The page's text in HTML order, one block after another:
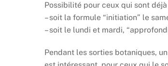
Possibilité pour ceux qui sont
– soit la formule “initiation” le
– soit le lundi et mardi,
Pendant les sorties botaniques,